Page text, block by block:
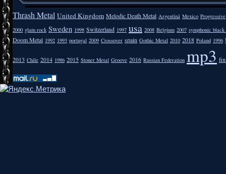
Thrash Metal United Kingdom Melodic Death Metal Argentīnā Mexico Progressive
2000 glam rock Sweden 1998 Switzerland 1997 usa 2008 Belgium 2007 symphonic
Doom Metal 1992 1993 portugal 2009 Crossover spain Gothic Metal 2010 2018 Poland 1996
2013 Chile 2014 1986 2015 Stoner Metal Groove 2016 Russian Federation mp3